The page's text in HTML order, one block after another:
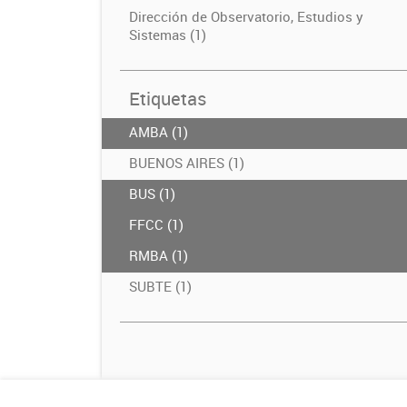
Dirección de Observatorio, Estudios y
Sistemas (1)
Etiquetas
AMBA (1)
BUENOS AIRES (1)
BUS (1)
FFCC (1)
RMBA (1)
SUBTE (1)